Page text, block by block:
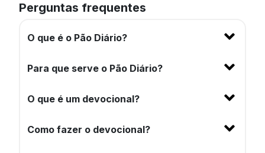
Perguntas frequentes
O que é o Pão Diário?
Para que serve o Pão Diário?
O que é um devocional?
Como fazer o devocional?